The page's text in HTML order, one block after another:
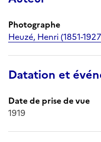
Photographe
Heuzé, Henri (1851-
Datation et
Date de prise de vue
1919